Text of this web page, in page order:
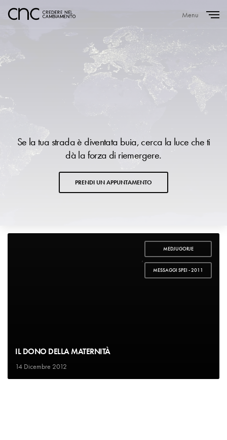
Menu
Se la tua strada è diventata buia, cerca la luce che ti
dà la forza di riemergere.
PRENDI UN APPUNTAMENTO
MEDJUGORJE
,
MESSAGGI SPEI - 2011
IL DONO DELLA MATERNITÀ
14 Dicembre 2012